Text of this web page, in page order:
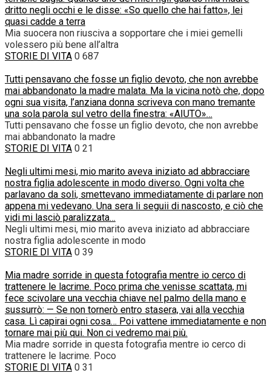
dritto negli occhi e le disse: «So quello che hai fatto», lei
quasi cadde a terra
Mia suocera non riusciva a sopportare che i miei gemelli
volessero più bene all’altra
STORIE DI VITA 0 687
Tutti pensavano che fosse un figlio devoto, che non avrebbe
mai abbandonato la madre malata. Ma la vicina notò che, dopo
ogni sua visita, l’anziana donna scriveva con mano tremante
una sola parola sul vetro della finestra: «AIUTO»…
Tutti pensavano che fosse un figlio devoto, che non avrebbe
mai abbandonato la madre
STORIE DI VITA 0 21
Negli ultimi mesi, mio marito aveva iniziato ad abbracciare
nostra figlia adolescente in modo diverso. Ogni volta che
parlavano da soli, smettevano immediatamente di parlare non
appena mi vedevano. Una sera li seguii di nascosto, e ciò che
vidi mi lasciò paralizzata…
Negli ultimi mesi, mio marito aveva iniziato ad abbracciare
nostra figlia adolescente in modo
STORIE DI VITA 0 39
Mia madre sorride in questa fotografia mentre io cerco di
trattenere le lacrime. Poco prima che venisse scattata, mi
fece scivolare una vecchia chiave nel palmo della mano e
sussurrò: — Se non tornerò entro stasera, vai alla vecchia
casa. Lì capirai ogni cosa… Poi vattene immediatamente e non
tornare mai più qui. Non ci vedremo mai più.
Mia madre sorride in questa fotografia mentre io cerco di
trattenere le lacrime. Poco
STORIE DI VITA 0 31